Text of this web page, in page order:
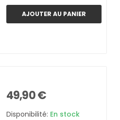
AJOUTER AU PANIER
49,90 €
Disponibilité: En stock